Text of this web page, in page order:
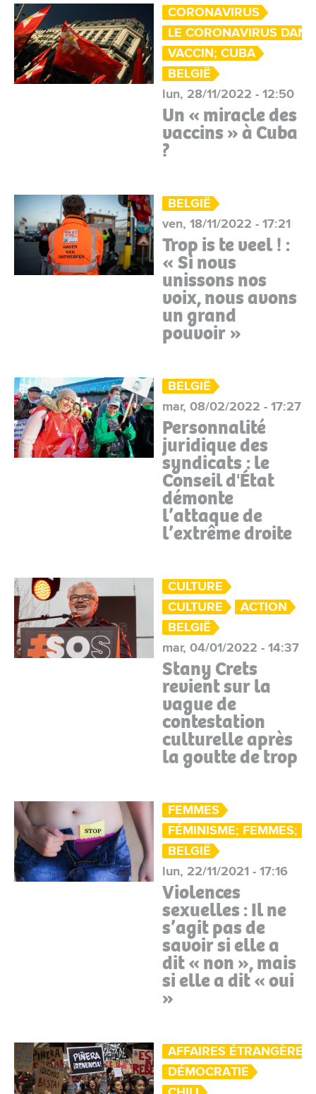
CORONAVIRUS
LE CORONAVIRUS
VACCIN; CUBA
BELGIË
lun, 28/11/2022 - 12:50
Un « miracle des
vaccins » à Cuba
?
BELGIË
ven, 18/11/2022 - 17:21
Trop is te veel ! :
« Si nous
unissons nos
voix, nous avons
un grand
pouvoir »
BELGIË
mar, 08/02/2022 - 17:27
Personnalité
juridique des
syndicats : le
Conseil d'État
démonte
l’attaque de
l’extrême droite
CULTURE
CULTURE
ACTION
BELGIË
mar, 04/01/2022 - 14:37
Stany Crets
revient sur la
vague de
contestation
culturelle après
la goutte de trop
FEMMES
FÉMINISME; FEMMES;
BELGIË
lun, 22/11/2021 - 17:16
Violences
sexuelles : Il ne
s’agit pas de
savoir si elle a
dit « non », mais
si elle a dit « oui
»
AFFAIRES ÉTRANGÈRES
DÉMOCRATIE